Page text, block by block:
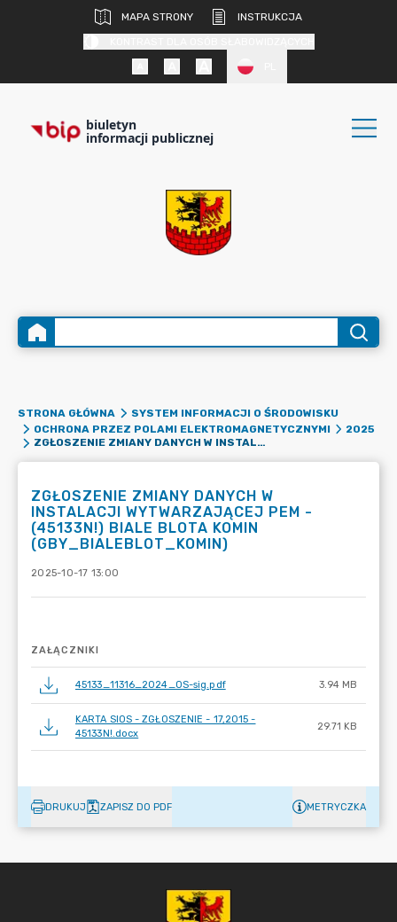
MAPA STRONY
INSTRUKCJA
biuletyn
informacji publicznej
STRONA GŁÓWNA
SYSTEM INFORMACJI O ŚRODOWISKU
OCHRONA PRZEZ POLAMI ELEKTROMAGNETYCZNYMI
2025
ZGŁOSZENIE ZMIANY DANYCH W INSTALACJI WYTWARZAJĄCEJ PEM - (45133N!) BIALE BLOTA KOMIN (GBY_BIALEBLOT_KOMIN)
ZGŁOSZENIE ZMIANY DANYCH W
INSTALACJI WYTWARZAJĄCEJ PEM -
(45133N!) BIALE BLOTA KOMIN
(GBY_BIALEBLOT_KOMIN)
2025-10-17 13:00
ZAŁĄCZNIKI
45133_11316_2024_OS-sig.pdf 3.94 MB
KARTA SIOS - ZGŁOSZENIE - 17,2015 -
45133N!.docx
29.71 KB
DRUKUJ ZAPISZ DO PDF METRYCZKA